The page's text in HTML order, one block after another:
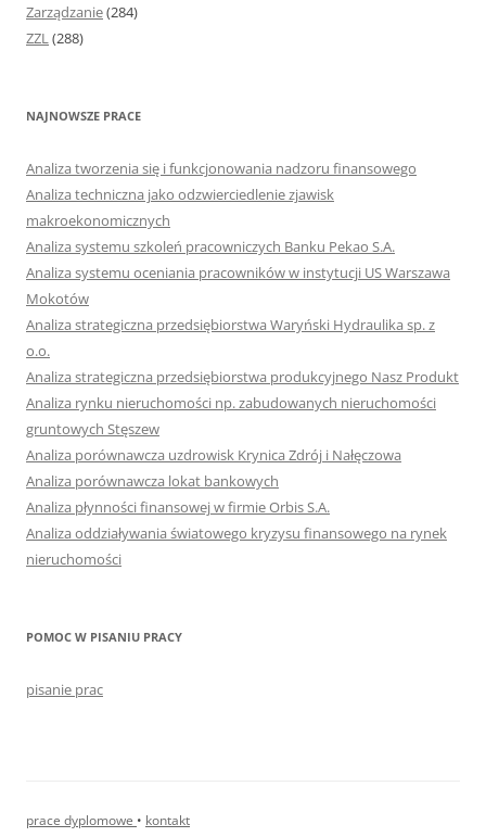
Zarządzanie(284)
ZZL(288)
NAJNOWSZE PRACE
Analiza tworzenia się i funkcjonowania nadzoru finansowego
Analiza techniczna jako odzwierciedlenie zjawisk
makroekonomicznych
Analiza systemu szkoleń pracowniczych Banku Pekao S.A.
Analiza systemu oceniania pracowników w instytucji US Warszawa
Mokotów
Analiza strategiczna przedsiębiorstwa Waryński Hydraulika sp. z
o.o.
Analiza strategiczna przedsiębiorstwa produkcyjnego Nasz Produkt
Analiza rynku nieruchomości np. zabudowanych nieruchomości
gruntowych Stęszew
Analiza porównawcza uzdrowisk Krynica Zdrój i Nałęczowa
Analiza porównawcza lokat bankowych
Analiza płynności finansowej w firmie Orbis S.A.
Analiza oddziaływania światowego kryzysu finansowego na rynek
nieruchomości
POMOC W PISANIU PRACY
pisanie prac
prace dyplomowe • kontakt